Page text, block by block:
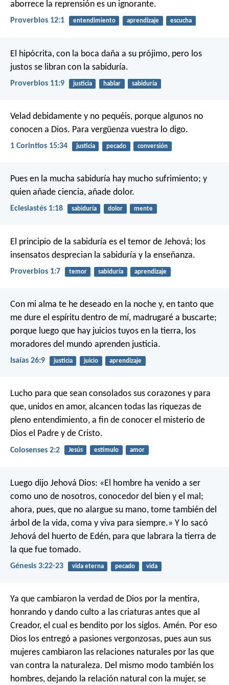
aborrece la reprensión es un ignorante.
Proverbios 12:1 entendimiento aprendizaje escucha
El hipócrita, con la boca daña a su prójimo, pero los
justos se libran con la sabiduría.
Proverbios 11:9 justicia hablar sabiduría
Velad debidamente y no pequéis, porque algunos no
conocen a Dios. Para vergüenza vuestra lo digo.
1 Corintios 15:34 justicia pecado conversión
Pues en la mucha sabiduría hay mucho sufrimiento; y
quien añade ciencia, añade dolor.
Eclesiastés 1:18 sabiduría dolor mente
El principio de la sabiduría es el temor de Jehová; los
insensatos desprecian la sabiduría y la enseñanza.
Proverbios 1:7 temor sabiduría aprendizaje
Con mi alma te he deseado en la noche y, en tanto que
me dure el espíritu dentro de mí, madrugaré a buscarte;
porque luego que hay juicios tuyos en la tierra, los
moradores del mundo aprenden justicia.
Isaías 26:9 justicia juicio aprendizaje
Lucho para que sean consolados sus corazones y para
que, unidos en amor, alcancen todas las riquezas de
pleno entendimiento, a fin de conocer el misterio de
Dios el Padre y de Cristo.
Colosenses 2:2 Jesús estímulo amor
Luego dijo Jehová Dios: «El hombre ha venido a ser
como uno de nosotros, conocedor del bien y el mal;
ahora, pues, que no alargue su mano, tome también del
árbol de la vida, coma y viva para siempre.» Y lo sacó
Jehová del huerto de Edén, para que labrara la tierra de
la que fue tomado.
Génesis 3:22-23 vida eterna pecado vida
Ya que cambiaron la verdad de Dios por la mentira,
honrando y dando culto a las criaturas antes que al
Creador, el cual es bendito por los siglos. Amén. Por eso
Dios los entregó a pasiones vergonzosas, pues aun sus
mujeres cambiaron las relaciones naturales por las que
van contra la naturaleza. Del mismo modo también los
hombres, dejando la relación natural con la mujer, se